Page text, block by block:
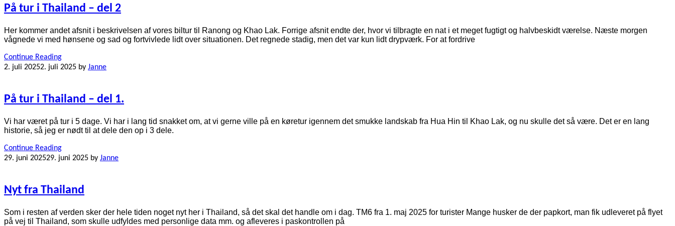
På tur i Thailand – del 2
Her kommer andet afsnit i beskrivelsen af vores biltur til Ranong og Khao Lak. Forrige afsnit endte der, hvor vi tilbragte en nat i et meget fugtigt og halvbeskidt værelse. Næste morgen
vågnede vi med hønsene og sad og fortvivlede lidt over situationen. Det regnede stadig, men det var kun lidt drypværk. For at fordrive
Continue Reading
2. juli 20252. juli 2025 by Janne
På tur i Thailand – del 1.
Vi har været på tur i 5 dage. Vi har i lang tid snakket om, at vi gerne ville på en køretur igennem det smukke landskab fra Hua Hin til Khao Lak, og nu skulle det så være. Det er en lang
historie, så jeg er nødt til at dele den op i 3 dele.
Continue Reading
29. juni 202529. juni 2025 by Janne
Nyt fra Thailand
Som i resten af verden sker der hele tiden noget nyt her i Thailand, så det skal det handle om i dag. TM6 fra 1. maj 2025 for turister Mange husker de der papkort, man fik udleveret på flyet
på vej til Thailand, som skulle udfyldes med personlige data mm. og afleveres i paskontrollen på